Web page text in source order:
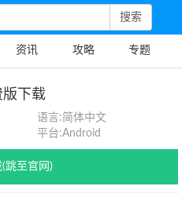
搜索
资讯 攻略 专题
版下载
语言:简体中文
平台:Android
跳至官网)